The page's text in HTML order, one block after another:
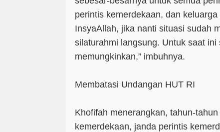
perintis kemerdekaan, dan
InsyaAllah, jika nanti situasi sudah
silaturahmi langsung. Untuk saat ini
memungkinkan,” imbuhnya.
Membatasi Undangan HUT RI
Khofifah menerangkan, tahun-
kemerdekaan, janda perintis